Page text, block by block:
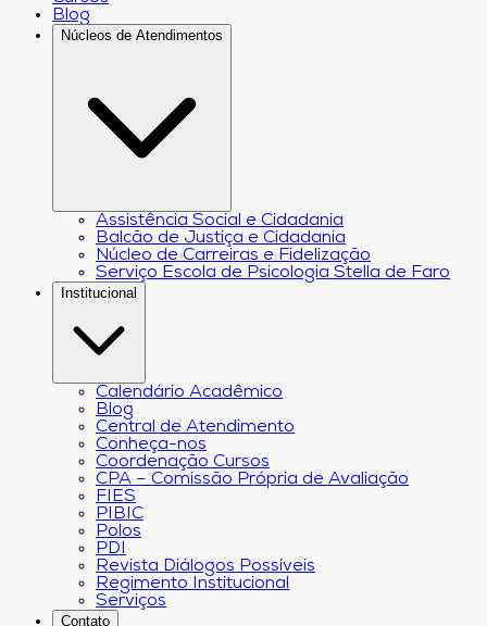
Blog
Núcleos de Atendimentos
Assistência Social e Cidadania
Balcão de Justiça e Cidadania
Núcleo de Carreiras e Fidelização
Serviço Escola de Psicologia Stella de Faro
Institucional
Calendário Acadêmico
Blog
Central de Atendimento
Conheça-nos
Coordenação Cursos
CPA – Comissão Própria de Avaliação
FIES
PIBIC
Polos
PDI
Revista Diálogos Possíveis
Regimento Institucional
Serviços
Contato